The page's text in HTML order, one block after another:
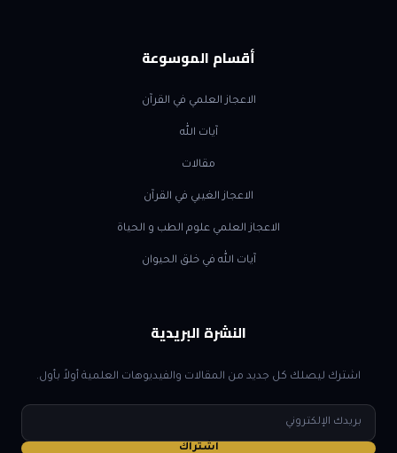
أقسام الموسوعة
الاعجاز العلمي في القرآن
آيات الله
مقالات
الاعجاز الغيبي في القرآن
الاعجاز العلمي علوم الطب و الحياة
آيات الله في خلق الحيوان
النشرة البريدية
اشترك ليصلك كل جديد من المقالات والفيديوهات العلمية أولاً بأول.
البريد
الإلكتروني
اشتراك